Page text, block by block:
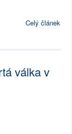
Celý článek
válka v